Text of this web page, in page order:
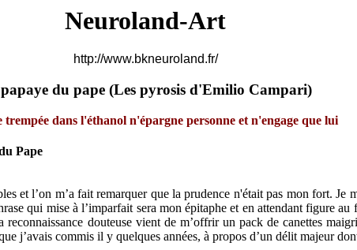
Neuroland-Art
http://www.bkneuroland.fr/
du pape (Les pyrosis d'Emilio Campari)
trempée dans l'éthanol n'épargne personne et n'engage que lui
Pape
et l’on m’a fait remarquer que la prudence n'était pas mon fort.
qui mise à l’imparfait sera mon épitaphe et en attendant figure
douteuse vient de m’offrir un pack de canettes
j’avais commis il y quelques années, à propos d’un délit majeur